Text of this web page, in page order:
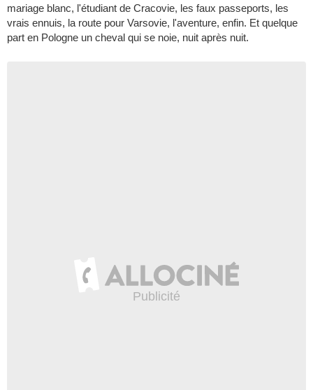
mariage blanc, l'étudiant de Cracovie, les faux passeports, les
vrais ennuis, la route pour Varsovie, l'aventure, enfin. Et quelque
part en Pologne un cheval qui se noie, nuit après nuit.